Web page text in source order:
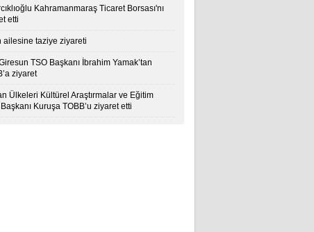
Kahramanmaraş Ticaret Borsası'nı
etti
ailesine taziye ziyareti
TSO Başkanı İbrahim Yamak’tan
ziyaret
Ülkeleri Kültürel Araştırmalar ve Eğitim
Başkanı Kuruşa TOBB’u ziyaret etti